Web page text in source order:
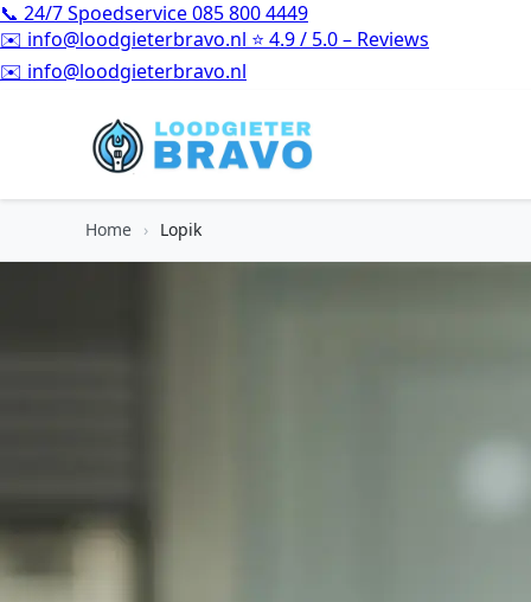
📞 24/7 Spoedservice085 800 4449
✉️ info@loodgieterbravo.nl ⭐ 4.9 / 5.0 – Reviews
⭐4.9 / 5.0 – Reviews
Home › Lopik